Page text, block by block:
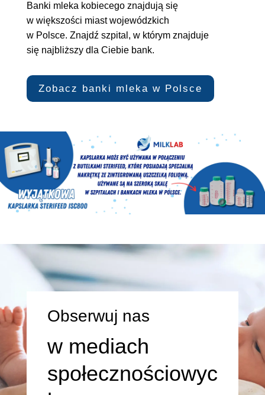
Banki mleka kobiecego znajdują się
w większości miast wojewódzkich
w Polsce. Znajdź szpital, w którym znajduje
się najbliższy dla Ciebie bank.
Zobacz banki mleka w Polsce
Obserwuj nas
w mediach
społecznościowyc